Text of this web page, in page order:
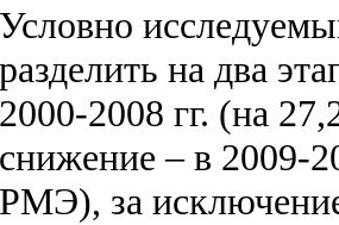
Условно
разделить на два
2000-2008 гг. (на
снижение – в 2009-
РМЭ), за